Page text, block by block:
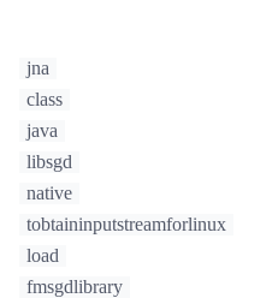
jna
class
java
libsgd
native
tobtaininputstreamforlinux
load
fmsgdlibrary